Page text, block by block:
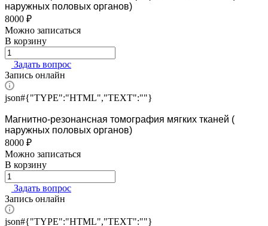
наружных половых органов)
8000 ₽
Можно записаться
В корзину
Задать вопрос
Запись онлайн
json#{"TYPE":"HTML","TEXT":""}
Магнитно-резонансная томография мягких тканей (
наружных половых органов)
8000 ₽
Можно записаться
В корзину
Задать вопрос
Запись онлайн
json#{"TYPE":"HTML","TEXT":""}